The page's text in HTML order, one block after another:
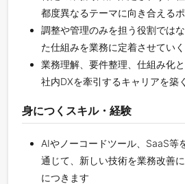
都度異なるテーマに向き合える
調整や管理のみを担う役割では
た仕組みを業務に定着させてい
業務理解、要件整理、仕組み化
社内DXを牽引するキャリアを築
身につくスキル・経験
AIやノーコードツール、SaaS等
通じて、新しい技術を業務改善
につきます